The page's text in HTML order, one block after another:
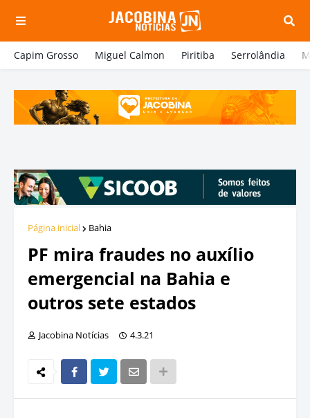
Capim Grosso Miguel Calmon Piritiba Serrolândia
Página inicial Bahia
PF mira fraudes no auxílio
emergencial na Bahia e
outros sete estados
Jacobina Notícias 4.3.21